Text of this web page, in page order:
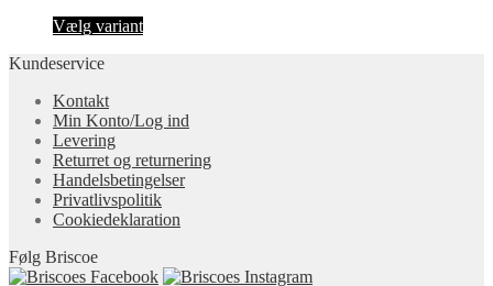
Vælg variantDette
Mulighederne
vælges
på
varesiden
Kundeservice
Kontakt
Min Konto/Log ind
Levering
Returret og returnering
Handels­betingelser
Privatlivspolitik
Cookiedeklaration
Følg Briscoe